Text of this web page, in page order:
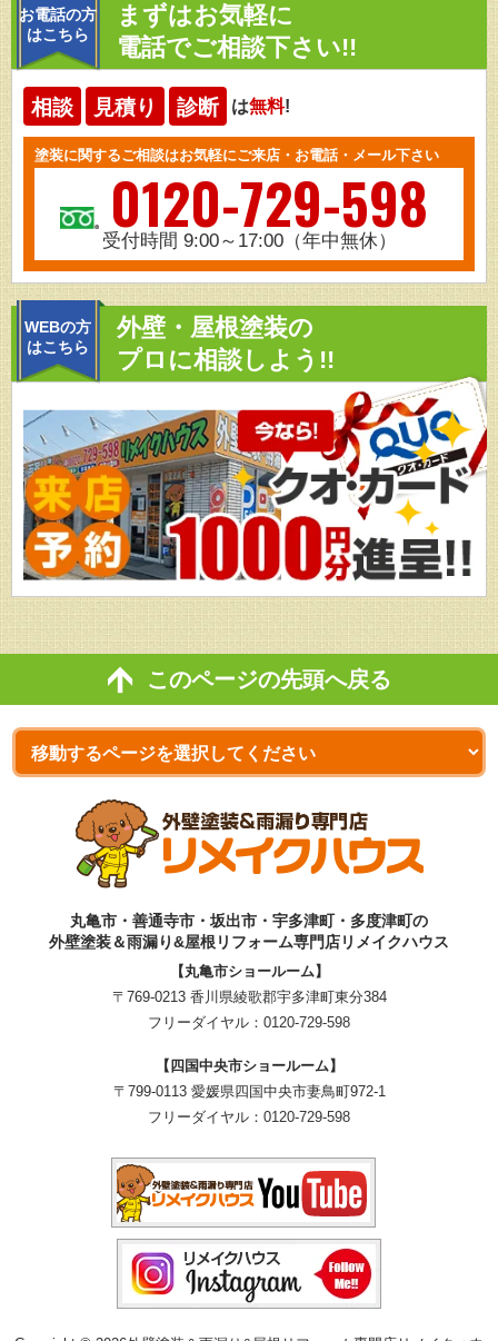
お電話の方
はこちら
まずはお気軽に
電話でご相談下さい!!
相談 見積り 診断 は無料!
塗装に関するご相談はお気軽にご来店・お電話・メール下さい
0120-729-598
受付時間 9:00～17:00（年中無休）
WEBの方
はこちら
外壁・屋根塗装の
プロに相談しよう!!
このページの先頭へ戻る
丸亀市・善通寺市・坂出市・宇多津町・多度津町の
外壁塗装＆雨漏り&屋根リフォーム専門店リメイクハウス
【丸亀市ショールーム】
〒769-0213 香川県綾歌郡宇多津町東分384
フリーダイヤル： 0120-729-598
【四国中央市ショールーム】
〒799-0113 愛媛県四国中央市妻鳥町972-1
フリーダイヤル： 0120-729-598